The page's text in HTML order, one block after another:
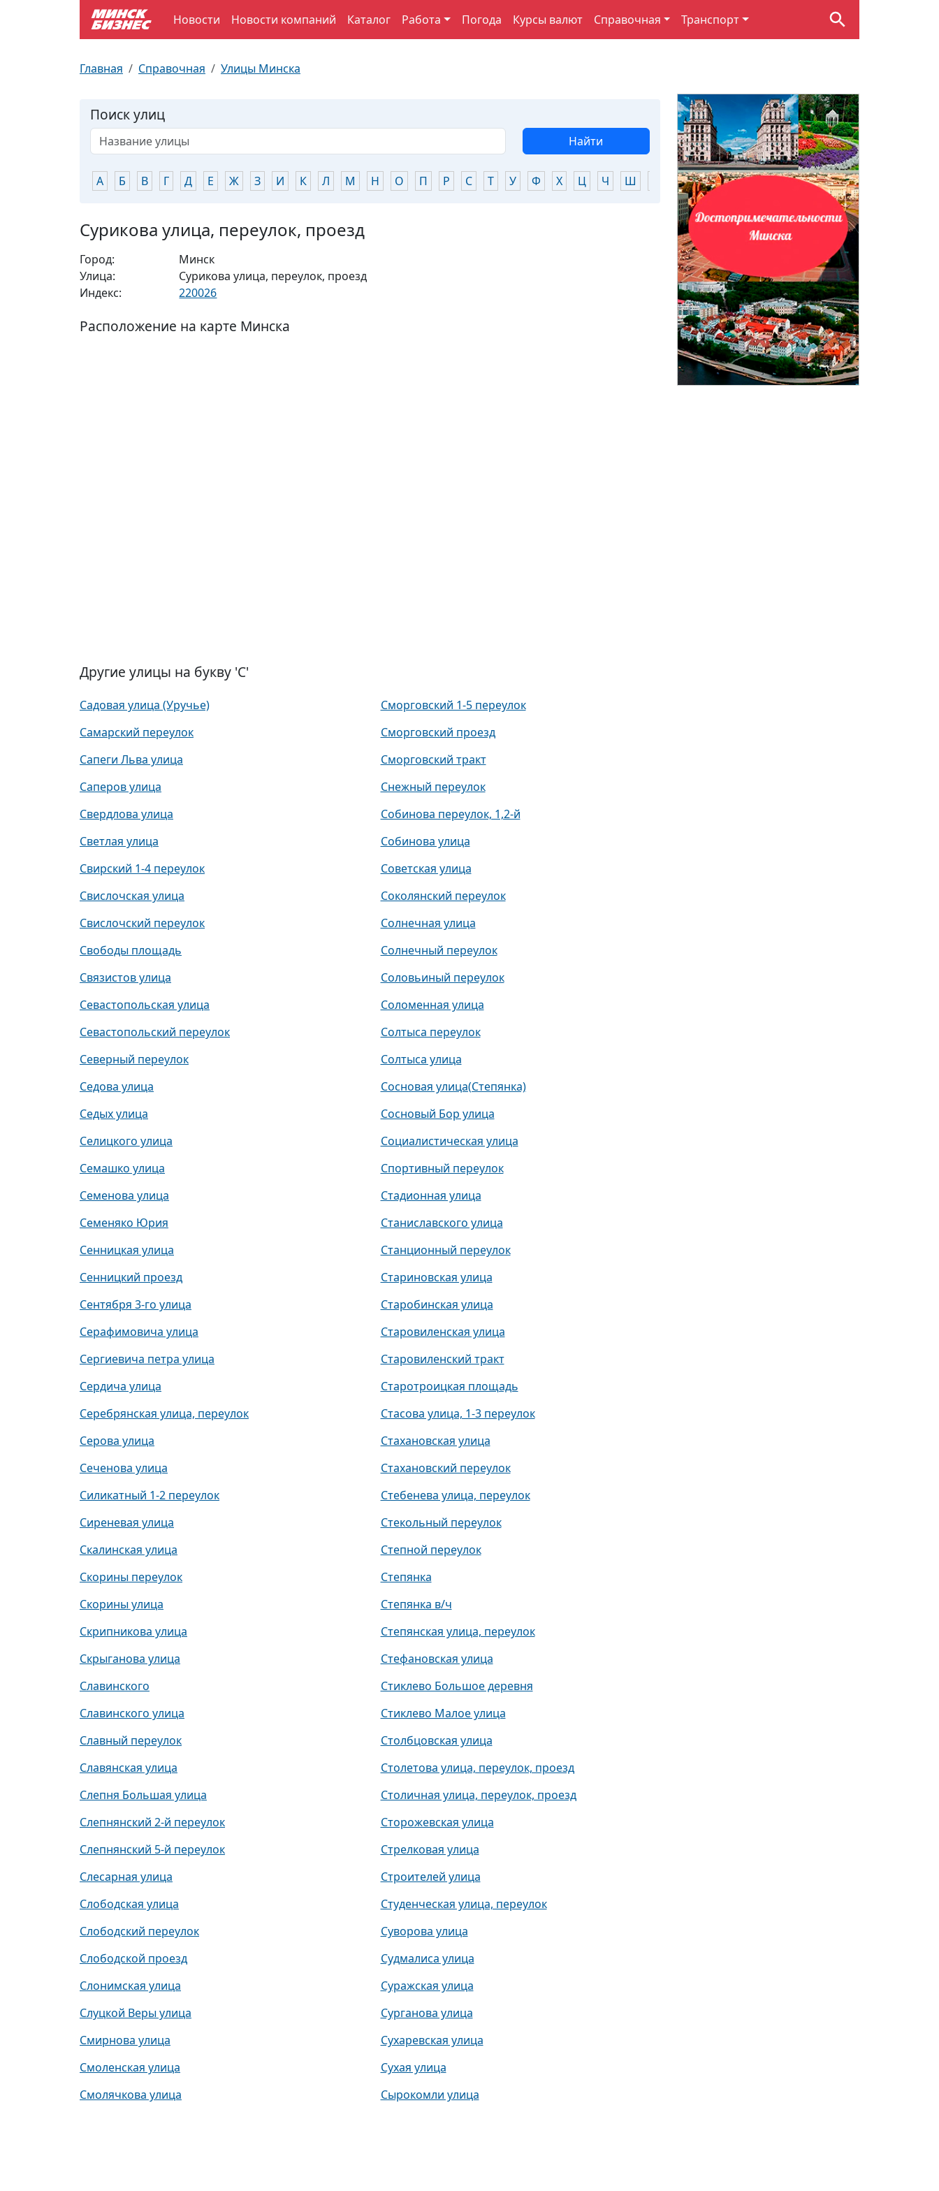
Новости Новости компаний Каталог Работа Погода Курсы валют Справочная Транспорт
Главная Справочная Улицы Минска
Поиск улиц
Найти
А Б В Г Д Е Ж З И К Л М Н О П Р С Т У Ф Х Ц Ч Ш Ю Я
Сурикова улица, переулок, проезд
Город:
Минск
Улица:
Сурикова улица, переулок, проезд
Индекс:
220026
Расположение на карте Минска
Другие улицы на букву 'С'
Садовая улица (Уручье)
Самарский переулок
Сапеги Льва улица
Саперов улица
Свердлова улица
Светлая улица
Свирский 1-4 переулок
Свислочская улица
Свислочский переулок
Свободы площадь
Связистов улица
Севастопольская улица
Севастопольский переулок
Северный переулок
Седова улица
Седых улица
Селицкого улица
Семашко улица
Семенова улица
Семеняко Юрия
Сенницкая улица
Сенницкий проезд
Сентября 3-го улица
Серафимовича улица
Сергиевича петра улица
Сердича улица
Серебрянская улица, переулок
Серова улица
Сеченова улица
Силикатный 1-2 переулок
Сиреневая улица
Скалинская улица
Скорины переулок
Скорины улица
Скрипникова улица
Скрыганова улица
Славинского
Славинского улица
Славный переулок
Славянская улица
Слепня Большая улица
Слепнянский 2-й переулок
Слепнянский 5-й переулок
Слесарная улица
Слободская улица
Слободский переулок
Слободской проезд
Слонимская улица
Слуцкой Веры улица
Смирнова улица
Смоленская улица
Смолячкова улица
Сморговский 1-5 переулок
Сморговский проезд
Сморговский тракт
Снежный переулок
Собинова переулок, 1,2-й
Собинова улица
Советская улица
Соколянский переулок
Солнечная улица
Солнечный переулок
Соловьиный переулок
Соломенная улица
Солтыса переулок
Солтыса улица
Сосновая улица(Степянка)
Сосновый Бор улица
Социалистическая улица
Спортивный переулок
Стадионная улица
Станиславского улица
Станционный переулок
Стариновская улица
Старобинская улица
Старовиленская улица
Старовиленский тракт
Старотроицкая площадь
Стасова улица, 1-3 переулок
Стахановская улица
Стахановский переулок
Стебенева улица, переулок
Стекольный переулок
Степной переулок
Степянка
Степянка в/ч
Степянская улица, переулок
Стефановская улица
Стиклево Большое деревня
Стиклево Малое улица
Столбцовская улица
Столетова улица, переулок, проезд
Столичная улица, переулок, проезд
Сторожевская улица
Стрелковая улица
Строителей улица
Студенческая улица, переулок
Суворова улица
Судмалиса улица
Суражская улица
Сурганова улица
Сухаревская улица
Сухая улица
Сырокомли улица
Почтовые индексы
Документы для ЗАГСа